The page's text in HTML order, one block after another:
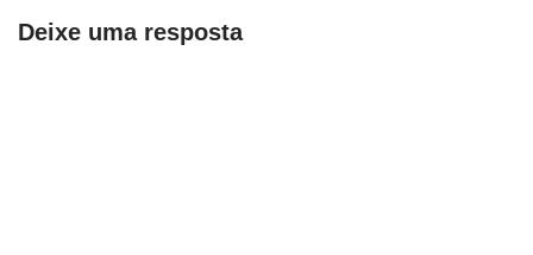
Deixe uma resposta